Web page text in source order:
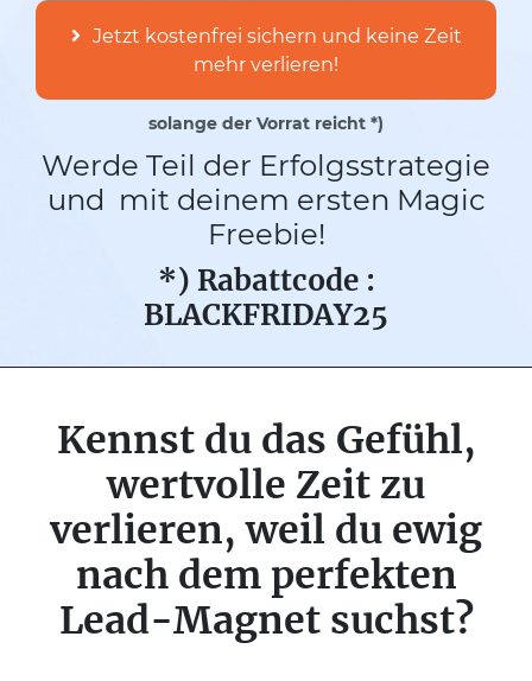
Jetzt kostenfrei sichern und keine Zeit
mehr verlieren!
solange der Vorrat reicht *)
Werde Teil der Erfolgsstrategie
und mit deinem ersten Magic
Freebie!
*) Rabattcode :
BLACKFRIDAY25
Kennst du das Gefühl,
wertvolle Zeit zu
verlieren, weil du ewig
nach dem perfekten
Lead-Magnet suchst?